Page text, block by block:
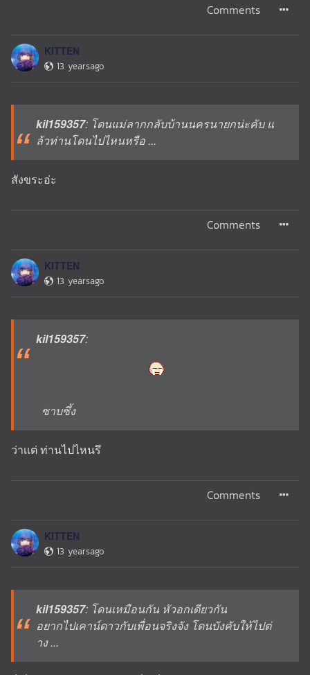
Comments
KITTEN
13 yearsago
kil159357: โดนแม่ลากกลับบ้านนครนายกน่ะคับ แ
ล้วท่านโดนไปไหนหรือ ...
สังขระอ่ะ
Comments
KITTEN
13 yearsago
kil159357:
ซาบซึ้ง
ว่าเเต่ ท่านไปไหนรึ
Comments
KITTEN
13 yearsago
kil159357: โดนเหมือนกัน หัวอกเดียวกัน
อยากไปเคาน์ดาวกับเพื่อนจริงจัง โดนบังคับให้ไปต่
าง ...